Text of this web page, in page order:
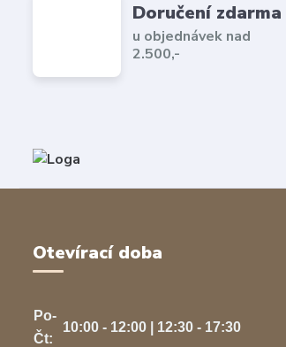
Doručení zdarma
u objednávek nad
2.500,-
Otevírací doba
Po-
Čt:
10:00 - 12:00 | 12:30 - 17:30